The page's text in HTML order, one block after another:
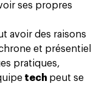
ses propres
avoir des raisons
et présentiel
pratiques,
tech peut se